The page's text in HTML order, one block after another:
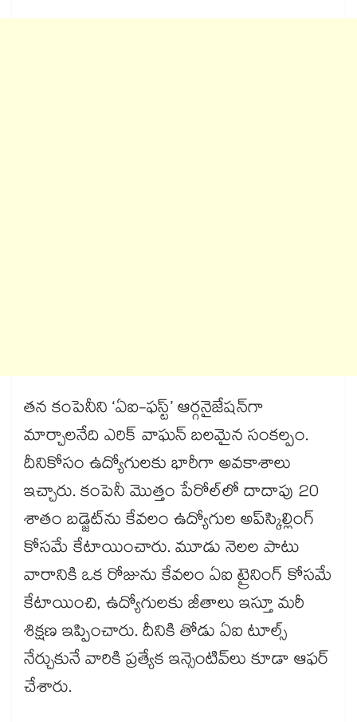
తన కంపెనీని ‘ఏఐ-ఫస్ట్’ ఆర్గనైజేషన్‌గా
మార్చాలనేది ఎరిక్ వాఘన్ బలమైన సంకల్పం.
దీనికోసం ఉద్యోగులకు భారీగా అవకాశాలు
ఇచ్చారు. కంపెనీ మొత్తం పేరోల్‌లో దాదాపు 20
శాతం బడ్జెట్‌ను కేవలం ఉద్యోగుల అప్‌స్కిల్లింగ్
కోసమే కేటాయించారు. మూడు నెలల పాటు
వారానికి ఒక రోజును కేవలం ఏఐ ట్రైనింగ్ కోసమే
కేటాయించి, ఉద్యోగులకు జీతాలు ఇస్తూ మరీ
శిక్షణ ఇప్పించారు. దీనికి తోడు ఏఐ టూల్స్
నేర్చుకునే వారికి ప్రత్యేక ఇన్సెంటివ్‌లు కూడా ఆఫర్
చేశారు.